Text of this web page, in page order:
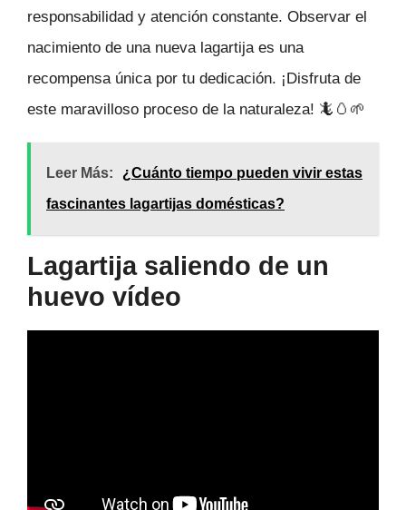
responsabilidad y atención constante. Observar el
nacimiento de una nueva lagartija es una
recompensa única por tu dedicación. ¡Disfruta de
este maravilloso proceso de la naturaleza! 🦎🥚🌱
Leer Más:
¿Cuánto tiempo pueden vivir estas
fascinantes lagartijas domésticas?
Lagartija saliendo de un
huevo vídeo